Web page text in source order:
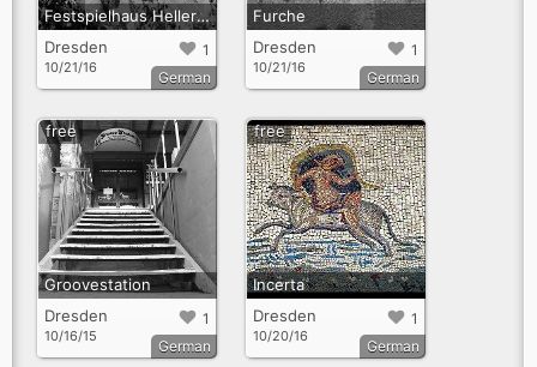
Festspielhaus Hellerau
1
Dresden
10/21/16
German
Furche
1
Dresden
10/21/16
German
Groovestation
1
Dresden
10/16/15
free
German
Incerta
1
Dresden
10/20/16
free
German